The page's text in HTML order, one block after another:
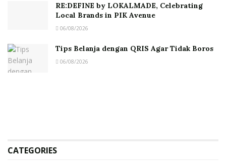
RE:DEFINE by LOKALMADE, Celebrating
Local Brands in PIK Avenue
06/08/2026
Tips Belanja dengan QRIS Agar Tidak Boros
06/08/2026
CATEGORIES